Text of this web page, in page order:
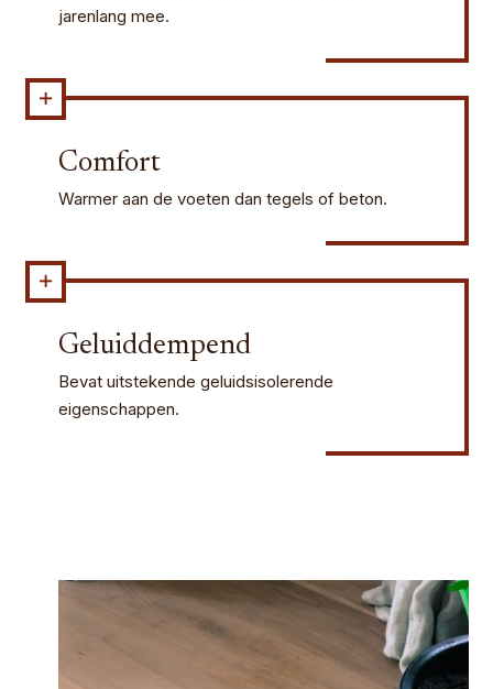
jarenlang mee.
Comfort
Warmer aan de voeten dan tegels of beton.
Geluiddempend
Bevat uitstekende geluidsisolerende
eigenschappen.